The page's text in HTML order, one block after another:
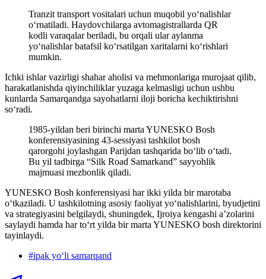
Tranzit transport vositalari uchun muqobil yo‘nalishlar
o‘rnatiladi. Haydovchilarga avtomagistrallarda QR
kodli varaqalar beriladi, bu orqali ular aylanma
yo‘nalishlar batafsil ko‘rsatilgan xaritalarni koʻrishlari
mumkin.
Ichki ishlar vazirligi shahar aholisi va mehmonlariga murojaat qilib,
harakatlanishda qiyinchiliklar yuzaga kelmasligi uchun ushbu
kunlarda Samarqandga sayohatlarni iloji boricha kechiktirishni
so‘radi.
1985-yildan beri birinchi marta YUNESKO Bosh
konferensiyasining 43-sessiyasi tashkilot bosh
qarorgohi joylashgan Parijdan tashqarida bo‘lib o‘tadi.
Bu yil tadbirga “Silk Road Samarkand” sayyohlik
majmuasi mezbonlik qiladi.
YUNESKO Bosh konferensiyasi har ikki yilda bir marotaba
o‘tkaziladi. U tashkilotning asosiy faoliyat yo‘nalishlarini, byudjetini
va strategiyasini belgilaydi, shuningdek, Ijroiya kengashi a’zolarini
saylaydi hamda har to‘rt yilda bir marta YUNESKO bosh direktorini
tayinlaydi.
#ipak yoʻli samarqand